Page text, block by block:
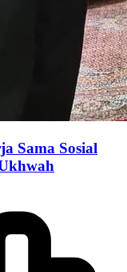
Sama Sosial